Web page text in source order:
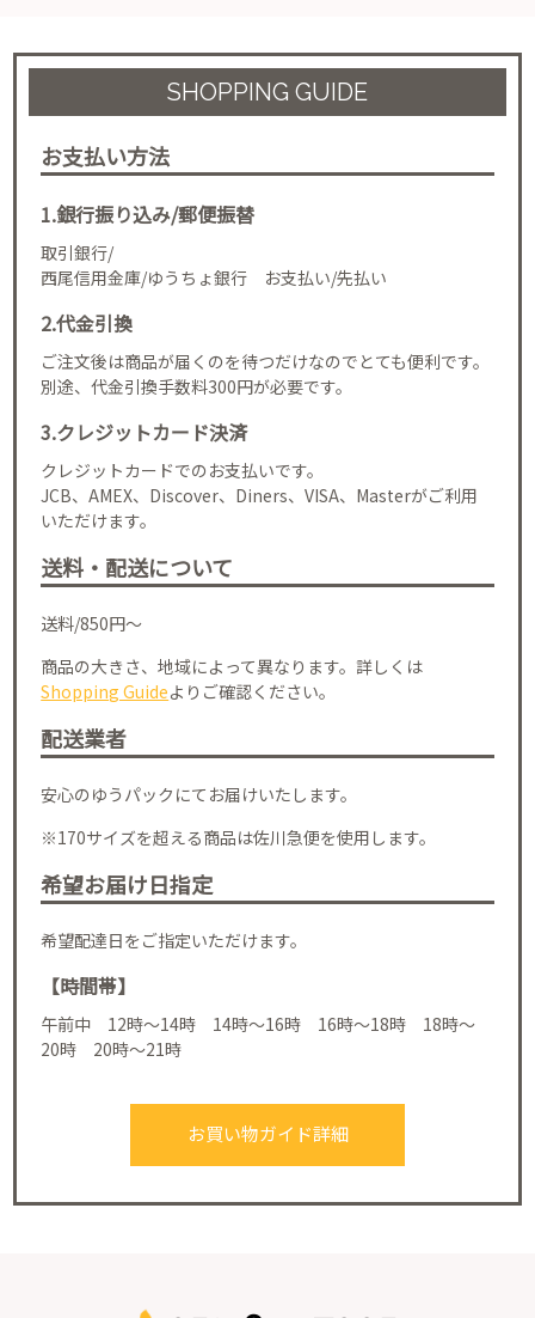
SHOPPING GUIDE
お支払い方法
1.銀行振り込み/郵便振替
取引銀行/
西尾信用金庫/ゆうちょ銀行 お支払い/先払い
2.代金引換
ご注文後は商品が届くのを待つだけなのでとても便利です。
別途、代金引換手数料300円が必要です。
3.クレジットカード決済
クレジットカードでのお支払いです。
JCB、AMEX、Discover、Diners、VISA、Masterがご利用
いただけます。
送料・配送について
送料/850円～
商品の大きさ、地域によって異なります。詳しくは
Shopping Guideよりご確認ください。
配送業者
安心のゆうパックにてお届けいたします。
※170サイズを超える商品は佐川急便を使用します。
希望お届け日指定
希望配達日をご指定いただけます。
【時間帯】
午前中 12時～14時 14時～16時 16時～18時 18時～
20時 20時～21時
お買い物ガイド詳細